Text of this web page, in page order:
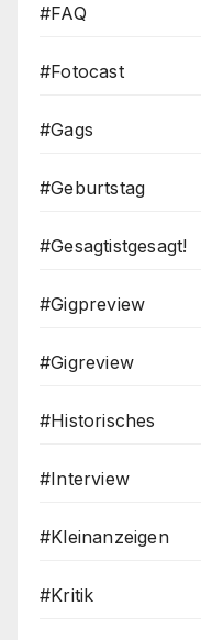
#FAQ
#Fotocast
#Gags
#Geburtstag
#Gesagtistgesagt!
#Gigpreview
#Gigreview
#Historisches
#Interview
#Kleinanzeigen
#Kritik